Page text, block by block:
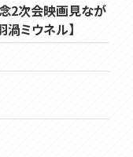
2次会映画見なが
ミウネル】